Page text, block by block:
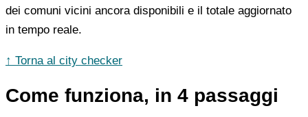
dei comuni vicini ancora disponibili e il totale aggiornato
in tempo reale.
↑ Torna al city checker
Come funziona, in 4 passaggi